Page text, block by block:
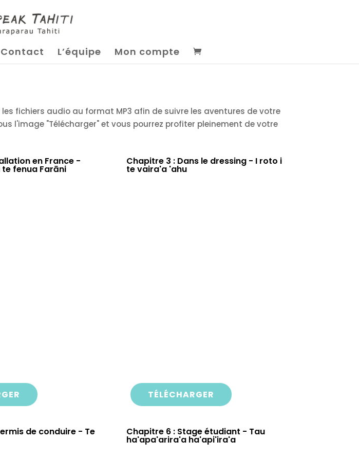
Contact L’équipe Mon compte
fichiers audio au format MP3 afin de suivre les aventures de votre
l'image "Télécharger" et vous pourrez profiter pleinement de votre
en France -
fenua Farāni
Chapitre 3 : Dans le dressing - I roto i
te vaira'a 'ahu
TÉLÉCHARGER
de conduire - Te Chapitre 6 : Stage étudiant - Tau
ha'apa'arira'a ha'api'ira'a